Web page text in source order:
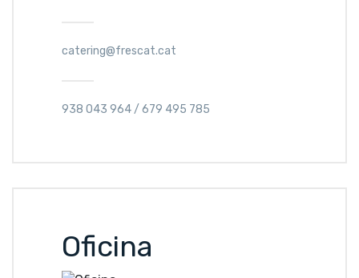
catering@frescat.cat
938 043 964 / 679 495 785
Oficina